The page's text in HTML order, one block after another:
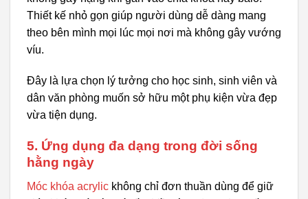
Thiết kế nhỏ gọn giúp người dùng dễ dàng mang
theo bên mình mọi lúc mọi nơi mà không gây vướng
víu.
Đây là lựa chọn lý tưởng cho học sinh, sinh viên và
dân văn phòng muốn sở hữu một phụ kiện vừa đẹp
vừa tiện dụng.
5. Ứng dụng đa dạng trong đời sống
hằng ngày
Móc khóa acrylic không chỉ đơn thuần dùng để giữ